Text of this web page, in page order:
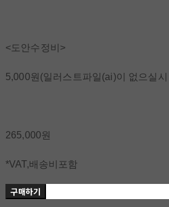
<도안수정비>
5,000원(일러스트파일(ai)이 없으실
265,000원
*VAT,배송비포함
구매하기